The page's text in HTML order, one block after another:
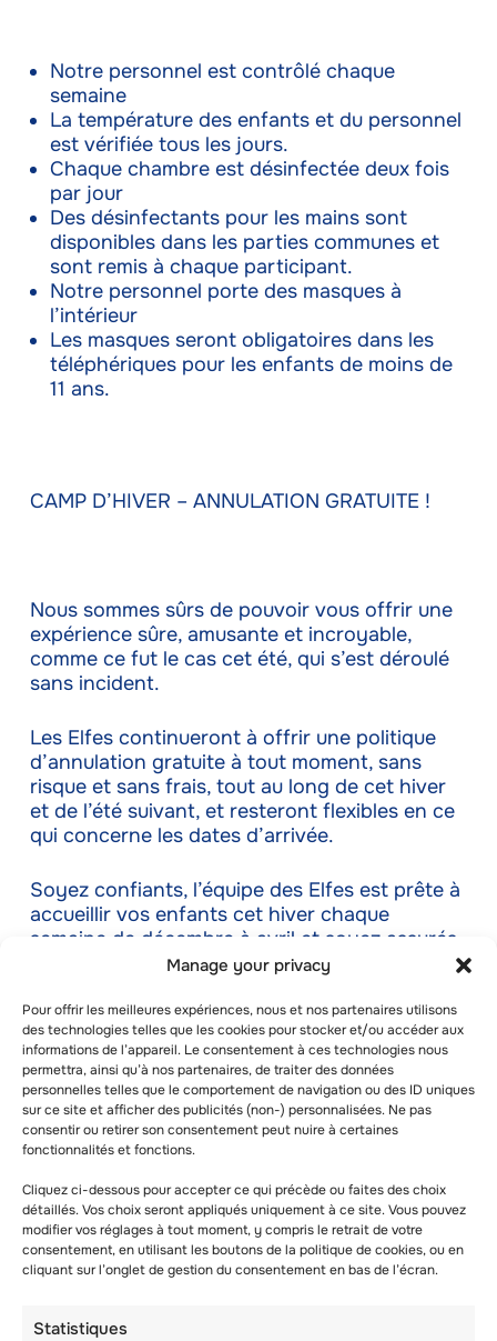
Manage your privacy
Pour offrir les meilleures expériences, nous et nos partenaires utilisons
des technologies telles que les cookies pour stocker et/ou accéder aux
informations de l’appareil. Le consentement à ces technologies nous
permettra, ainsi qu’à nos partenaires, de traiter des données
personnelles telles que le comportement de navigation ou des ID uniques
sur ce site et afficher des publicités (non-) personnalisées. Ne pas
consentir ou retirer son consentement peut nuire à certaines
fonctionnalités et fonctions.
Cliquez ci-dessous pour accepter ce qui précède ou faites des choix
détaillés. Vos choix seront appliqués uniquement à ce site. Vous pouvez
modifier vos réglages à tout moment, y compris le retrait de votre
consentement, en utilisant les boutons de la politique de cookies, ou en
cliquant sur l’onglet de gestion du consentement en bas de l’écran.
Statistiques
Notre personnel est contrôlé chaque
semaine
La température des enfants et du personnel
est vérifiée tous les jours.
Chaque chambre est désinfectée deux fois
par jour
Des désinfectants pour les mains sont
disponibles dans les parties communes et
sont remis à chaque participant.
Notre personnel porte des masques à
l’intérieur
Les masques seront obligatoires dans les
téléphériques pour les enfants de moins de
11 ans.
CAMP D’HIVER – ANNULATION GRATUITE !
Nous sommes sûrs de pouvoir vous offrir une
expérience sûre, amusante et incroyable,
comme ce fut le cas cet été, qui s’est déroulé
sans incident.
Les Elfes continueront à offrir une politique
d’annulation gratuite à tout moment, sans
risque et sans frais, tout au long de cet hiver
et de l’été suivant, et resteront flexibles en ce
qui concerne les dates d’arrivée.
Soyez confiants, l’équipe des Elfes est prête à
accueillir vos enfants cet hiver chaque
semaine de décembre à avril et soyez assurés
qu’ils vivront une superbe expérience !
lesadmin
Similar posts